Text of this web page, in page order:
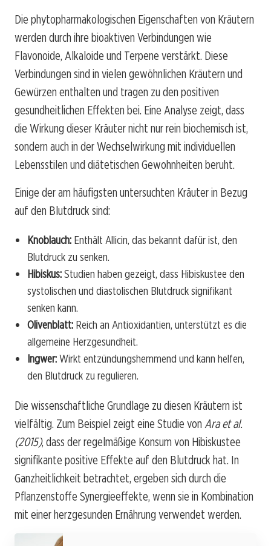
Die phytopharmakologischen Eigenschaften von Kräutern
werden durch ihre bioaktiven Verbindungen wie
Flavonoide, Alkaloide und Terpene verstärkt. Diese
Verbindungen sind in vielen gewöhnlichen Kräutern und
Gewürzen enthalten und tragen zu den positiven
gesundheitlichen Effekten bei. Eine Analyse zeigt, dass
die Wirkung dieser Kräuter nicht nur rein biochemisch ist,
sondern auch in der Wechselwirkung mit individuellen
Lebensstilen und diätetischen Gewohnheiten beruht.
Einige der am häufigsten untersuchten Kräuter in Bezug
auf den Blutdruck sind:
Knoblauch: Enthält Allicin, das bekannt dafür ist, den
Blutdruck zu senken.
Hibiskus:Studien haben gezeigt, dass Hibiskustee den
systolischen und diastolischen Blutdruck signifikant
senken kann.
Olivenblatt: Reich an Antioxidantien, unterstützt es die
allgemeine Herzgesundheit.
Ingwer:Wirkt entzündungshemmend und kann helfen,
den Blutdruck zu regulieren.
Die wissenschaftliche Grundlage zu diesen Kräutern ist
vielfältig. Zum Beispiel zeigt eine Studie von Ara et al.
(2015), dass der regelmäßige Konsum von Hibiskustee
signifikante positive Effekte auf den Blutdruck hat. In
Ganzheitlichkeit betrachtet, ergeben sich durch die
Pflanzenstoffe Synergieeffekte, wenn sie in Kombination
mit einer herzgesunden Ernährung verwendet werden.